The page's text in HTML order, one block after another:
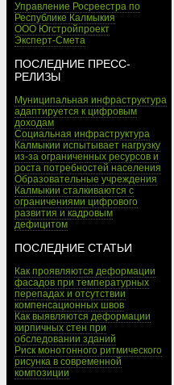
Управление Росреестра по
Республике Калмыкия
ООО Югстройпроект
Эксперт-Смета
ПОСЛЕДНИЕ ПРЕСС-
РЕЛИЗЫ
Муниципальная инфраструктура
адаптируется к цифровым
доходам
Социальная инфраструктура
Калмыкии испытывает нагрузку
из-за ограниченных ресурсов и
роста потребностей населения
Образовательные учреждения
Калмыкии сталкиваются с
ограничениями цифрового
развития и кадровым
дефицитом
ПОСЛЕДНИЕ СТАТЬИ
Как проявляются деформации
фасадов при температурных
перепадах и отсутствии
компенсационных швов
Как выявляются деформации
кирпичных стен при
обследовании зданий
Риск монотонного ритмического
рисунка в современной
композиции